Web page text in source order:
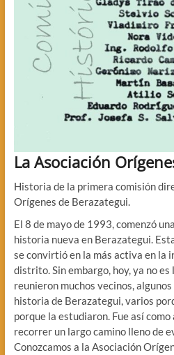
La Asociación
Historia de la primera comisión
Orígenes de Berazategui.
El 8 de mayo de 1993, comenzó
historia nueva en Berazategui.
se convirtió en la más activa en la
distrito. Sin embargo, hoy, ya no es
reunieron muchos vecinos,
historia de Berazategui, varios
porque la estudiaron. Fue así como
recorrer un largo camino lleno de
Conozcamos a la Asociación